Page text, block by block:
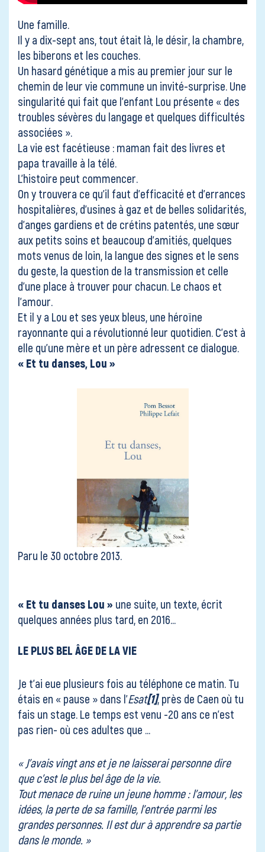
Une famille.
Il y a dix-sept ans, tout était là, le désir, la chambre,
les biberons et les couches.
Un hasard génétique a mis au premier jour sur le
chemin de leur vie commune un invité-surprise. Une
singularité qui fait que l’enfant Lou présente « des
troubles sévères du langage et quelques difficultés
associées ».
La vie est facétieuse : maman fait des livres et
papa travaille à la télé.
L’histoire peut commencer.
On y trouvera ce qu’il faut d’efficacité et d’errances
hospitalières, d’usines à gaz et de belles solidarités,
d’anges gardiens et de crétins patentés, une sœur
aux petits soins et beaucoup d’amitiés, quelques
mots venus de loin, la langue des signes et le sens
du geste, la question de la transmission et celle
d’une place à trouver pour chacun. Le chaos et
l’amour.
Et il y a Lou et ses yeux bleus, une héroïne
rayonnante qui a révolutionné leur quotidien. C’est à
elle qu’une mère et un père adressent ce dialogue.
« Et tu danses, Lou »
Paru le 30 octobre 2013.
« Et tu danses Lou » une suite, un texte, écrit
quelques années plus tard, en 2016…
LE PLUS BEL ÂGE DE LA VIE
Je t’ai eue plusieurs fois au téléphone ce matin. Tu
étais en « pause » dans l’Esat[1], près de Caen où tu
fais un stage. Le temps est venu -20 ans ce n’est
pas rien- où ces adultes que …
« J’avais vingt ans et je ne laisserai personne dire
que c’est le plus bel âge de la vie.
Tout menace de ruine un jeune homme : l’amour, les
idées, la perte de sa famille, l’entrée parmi les
grandes personnes. Il est dur à apprendre sa partie
dans le monde. »